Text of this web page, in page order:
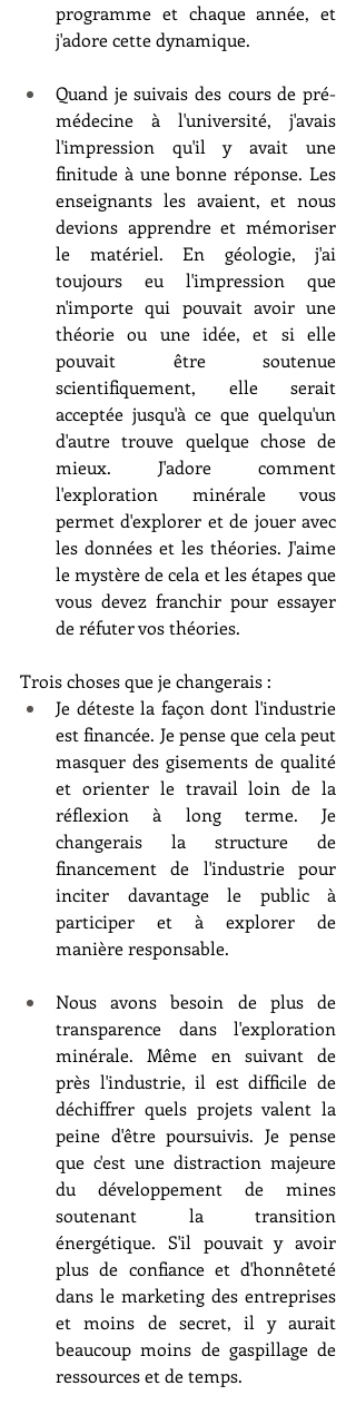
programme et chaque année, et
j'adore cette dynamique.
Quand je suivais des cours de pré-
médecine à l'université, j'avais
l'impression qu'il y avait une
finitude à une bonne réponse. Les
enseignants les avaient, et nous
devions apprendre et mémoriser
le matériel. En géologie, j'ai
toujours eu l'impression que
n'importe qui pouvait avoir une
théorie ou une idée, et si elle
pouvait être soutenue
scientifiquement, elle serait
acceptée jusqu'à ce que quelqu'un
d'autre trouve quelque chose de
mieux. J'adore comment
l'exploration minérale vous
permet d'explorer et de jouer avec
les données et les théories. J'aime
le mystère de cela et les étapes que
vous devez franchir pour essayer
de réfuter vos théories.
Trois choses que je changerais :
Je déteste la façon dont l'industrie
est financée. Je pense que cela peut
masquer des gisements de qualité
et orienter le travail loin de la
réflexion à long terme. Je
changerais la structure de
financement de l'industrie pour
inciter davantage le public à
participer et à explorer de
manière responsable.
Nous avons besoin de plus de
transparence dans l'exploration
minérale. Même en suivant de
près l'industrie, il est difficile de
déchiffrer quels projets valent la
peine d'être poursuivis. Je pense
que c'est une distraction majeure
du développement de mines
soutenant la transition
énergétique. S'il pouvait y avoir
plus de confiance et d'honnêteté
dans le marketing des entreprises
et moins de secret, il y aurait
beaucoup moins de gaspillage de
ressources et de temps.